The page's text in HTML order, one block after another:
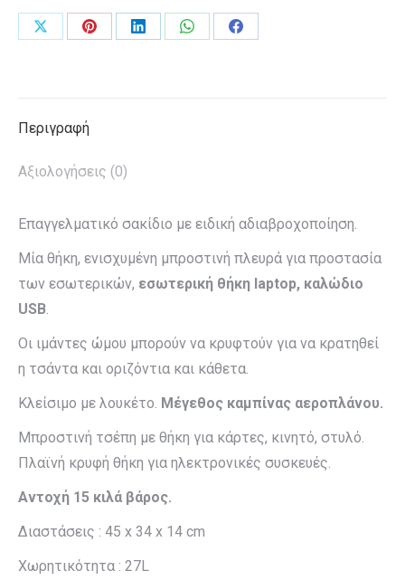
Share
Share
Share
Share
Share
Περιγραφή
Αξιολογήσεις (0)
Επαγγελματικό σακίδιο με ειδική αδιαβροχοποίηση.
Μία θήκη, ενισχυμένη μπροστινή πλευρά για προστασία
των εσωτερικών, εσωτερική θήκη laptop, καλώδιο
USB.
Οι ιμάντες ώμου μπορούν να κρυφτούν για να κρατηθεί
η τσάντα και οριζόντια και κάθετα.
Κλείσιμο με λουκέτο. Μέγεθος καμπίνας αεροπλάνου.
Μπροστινή τσέπη με θήκη για κάρτες, κινητό, στυλό.
Πλαϊνή κρυφή θήκη για ηλεκτρονικές συσκευές.
Αντοχή 15 κιλά βάρος.
Διαστάσεις : 45 x 34 x 14 cm
Χωρητικότητα : 27L